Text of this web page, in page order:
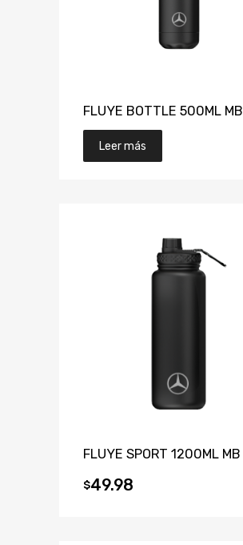
FLUYE BOTTLE 500ML MB
Leer más
FLUYE SPORT 1200ML MB
$49.98